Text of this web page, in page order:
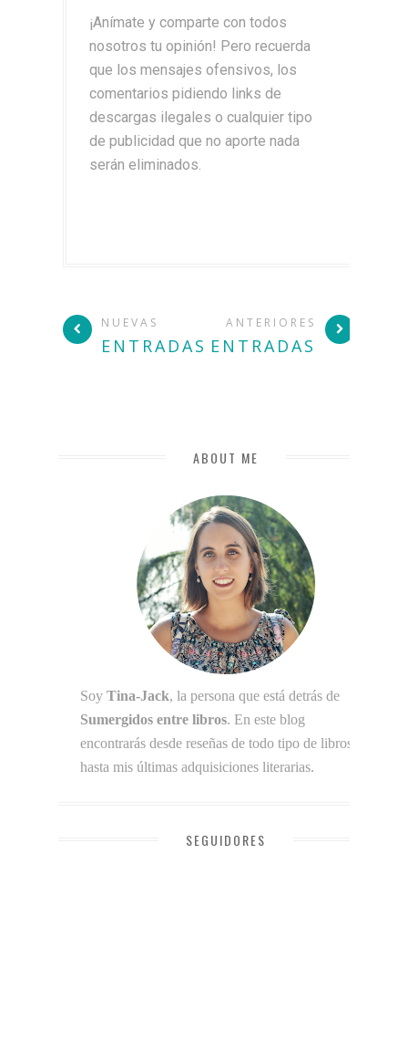
¡Anímate y comparte con todos
nosotros tu opinión! Pero recuerda
que los mensajes ofensivos, los
comentarios pidiendo links de
descargas ilegales o cualquier tipo
de publicidad que no aporte nada
serán eliminados.
NUEVAS
ENTRADAS
ANTERIORES
ENTRADAS
ABOUT ME
Soy Tina-Jack, la persona que está detrás de
Sumergidos entre libros. En este blog
encontrarás desde reseñas de todo tipo de libros
hasta mis últimas adquisiciones literarias.
SEGUIDORES